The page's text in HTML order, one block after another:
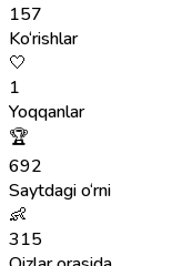
157
Ko‘rishlar
🤍
1
Yoqqanlar
🏆
692
Saytdagi o‘rni
👶
315